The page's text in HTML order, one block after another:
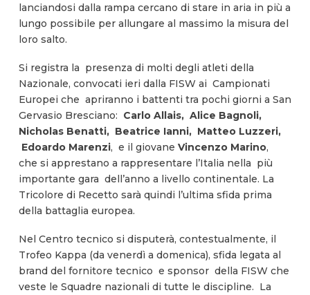
lanciandosi dalla rampa cercano di stare in aria in più a
lungo possibile per allungare al massimo la misura del
loro salto.
Si registra la presenza di molti degli atleti della
Nazionale, convocati ieri dalla FISW ai Campionati
Europei che apriranno i battenti tra pochi giorni a San
Gervasio Bresciano: Carlo Allais, Alice Bagnoli,
Nicholas Benatti, Beatrice Ianni, Matteo Luzzeri,
Edoardo Marenzi, e il giovane Vincenzo Marino,
che si apprestano a rappresentare l’Italia nella più
importante gara dell’anno a livello continentale. La
Tricolore di Recetto sarà quindi l’ultima sfida prima
della battaglia europea.
Nel Centro tecnico si disputerà, contestualmente, il
Trofeo Kappa (da venerdì a domenica), sfida legata al
brand del fornitore tecnico e sponsor della FISW che
veste le Squadre nazionali di tutte le discipline. La